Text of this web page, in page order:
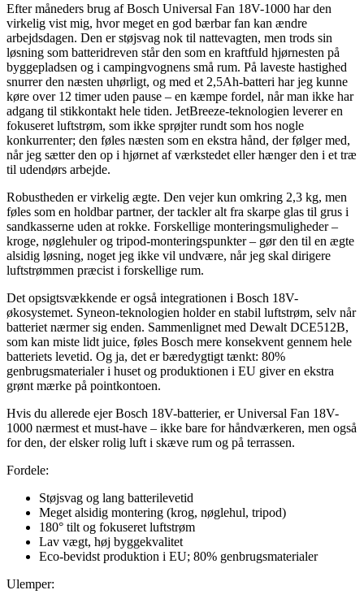
Efter måneders brug af Bosch Universal Fan 18V-1000 har den
virkelig vist mig, hvor meget en god bærbar fan kan ændre
arbejdsdagen. Den er støjsvag nok til nattevagten, men trods sin
løsning som batteridreven står den som en kraftfuld hjørnesten på
byggepladsen og i campingvognens små rum. På laveste hastighed
snurrer den næsten uhørligt, og med et 2,5Ah-batteri har jeg kunne
køre over 12 timer uden pause – en kæmpe fordel, når man ikke har
adgang til stikkontakt hele tiden. JetBreeze-teknologien leverer en
fokuseret luftstrøm, som ikke sprøjter rundt som hos nogle
konkurrenter; den føles næsten som en ekstra hånd, der følger med,
når jeg sætter den op i hjørnet af værkstedet eller hænger den i et træ
til udendørs arbejde.
Robustheden er virkelig ægte. Den vejer kun omkring 2,3 kg, men
føles som en holdbar partner, der tackler alt fra skarpe glas til grus i
sandkasserne uden at rokke. Forskellige monteringsmuligheder –
kroge, nøglehuler og tripod-monteringspunkter – gør den til en ægte
alsidig løsning, noget jeg ikke vil undvære, når jeg skal dirigere
luftstrømmen præcist i forskellige rum.
Det opsigtsvækkende er også integrationen i Bosch 18V-
økosystemet. Syneon-teknologien holder en stabil luftstrøm, selv når
batteriet nærmer sig enden. Sammenlignet med Dewalt DCE512B,
som kan miste lidt juice, føles Bosch mere konsekvent gennem hele
batteriets levetid. Og ja, det er bæredygtigt tænkt: 80%
genbrugsmaterialer i huset og produktionen i EU giver en ekstra
grønt mærke på pointkontoen.
Hvis du allerede ejer Bosch 18V-batterier, er Universal Fan 18V-
1000 nærmest et must-have – ikke bare for håndværkeren, men også
for den, der elsker rolig luft i skæve rum og på terrassen.
Fordele:
Støjsvag og lang batterilevetid
Meget alsidig montering (krog, nøglehul, tripod)
180° tilt og fokuseret luftstrøm
Lav vægt, høj byggekvalitet
Eco-bevidst produktion i EU; 80% genbrugsmaterialer
Ulemper: